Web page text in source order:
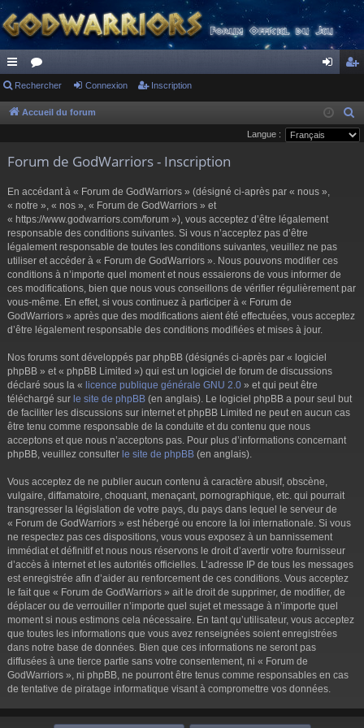
ac
co
ci
or
u
s
ne cri
pti
Rechercher Connexion Inscription
Accueil du forum
e
Langue :
Forum de GodWarriors - Inscription
En accédant à « Forum de GodWarriors » (désigné ci-après par « nous »,
« notre », « nos », « Forum de GodWarriors » et
« https://www.godwarriors.com/forum »), vous acceptez d’être légalement
responsable des conditions suivantes. Si vous n’acceptez pas d’être
légalement responsable de toutes les conditions suivantes, veuillez ne pas
utiliser et accéder à « Forum de GodWarriors ». Nous pouvons modifier ces
conditions à n’importe quel moment et nous essaierons de vous informer de
ces modifications, bien que nous vous conseillons de vérifier régulièrement par
vous-même. En effet, si vous continuez à participer à « Forum de
GodWarriors » après que des modifications aient été effectuées, vous acceptez
d’être légalement responsable des conditions modifiées et mises à jour.
Nos forums sont développés par phpBB (désignés ci-après par « logiciel
phpBB » et « phpBB Limited ») qui est un logiciel de forum de discussions
déclaré sous la « licence publique générale GNU 2.0 » et qui peut être
téléchargé sur le site de phpBB (en anglais). Le logiciel phpBB a pour seul but
de faciliter les discussions sur internet et phpBB Limited ne peut en aucun cas
être tenu comme responsable de la conduite et du contenu que nous
acceptons et que nous n’acceptons pas. Pour plus d’informations concernant
phpBB, veuillez consulter le site de phpBB (en anglais).
Vous acceptez de ne publier aucun contenu à caractère abusif, obscène,
vulgaire, diffamatoire, choquant, menaçant, pornographique, etc. qui pourrait
transgresser la législation de votre pays, du pays dans lequel le serveur de
« Forum de GodWarriors » est hébergé ou encore la loi internationale. Si vous
ne respectez pas ces dispositions, vous vous exposez à un bannissement
immédiat et définitif et nous nous réservons le droit d’avertir votre fournisseur
d’accès à internet et les autorités officielles. L’adresse IP de tous les messages
est enregistrée afin d’aider au renforcement de ces conditions. Vous acceptez
le fait que « Forum de GodWarriors » ait le droit de supprimer, de modifier, de
déplacer ou de verrouiller n’importe quel sujet et message à n’importe quel
moment si nous estimons cela nécessaire. En tant qu’utilisateur, vous acceptez
que toutes les informations que vous avez renseignées soient enregistrées
dans notre base de données. Bien que ces informations ne seront pas
diffusées à une tierce partie sans votre consentement, ni « Forum de
GodWarriors », ni phpBB, ne pourront être tenus comme responsables en cas
de tentative de piratage informatique visant à compromettre vos données.